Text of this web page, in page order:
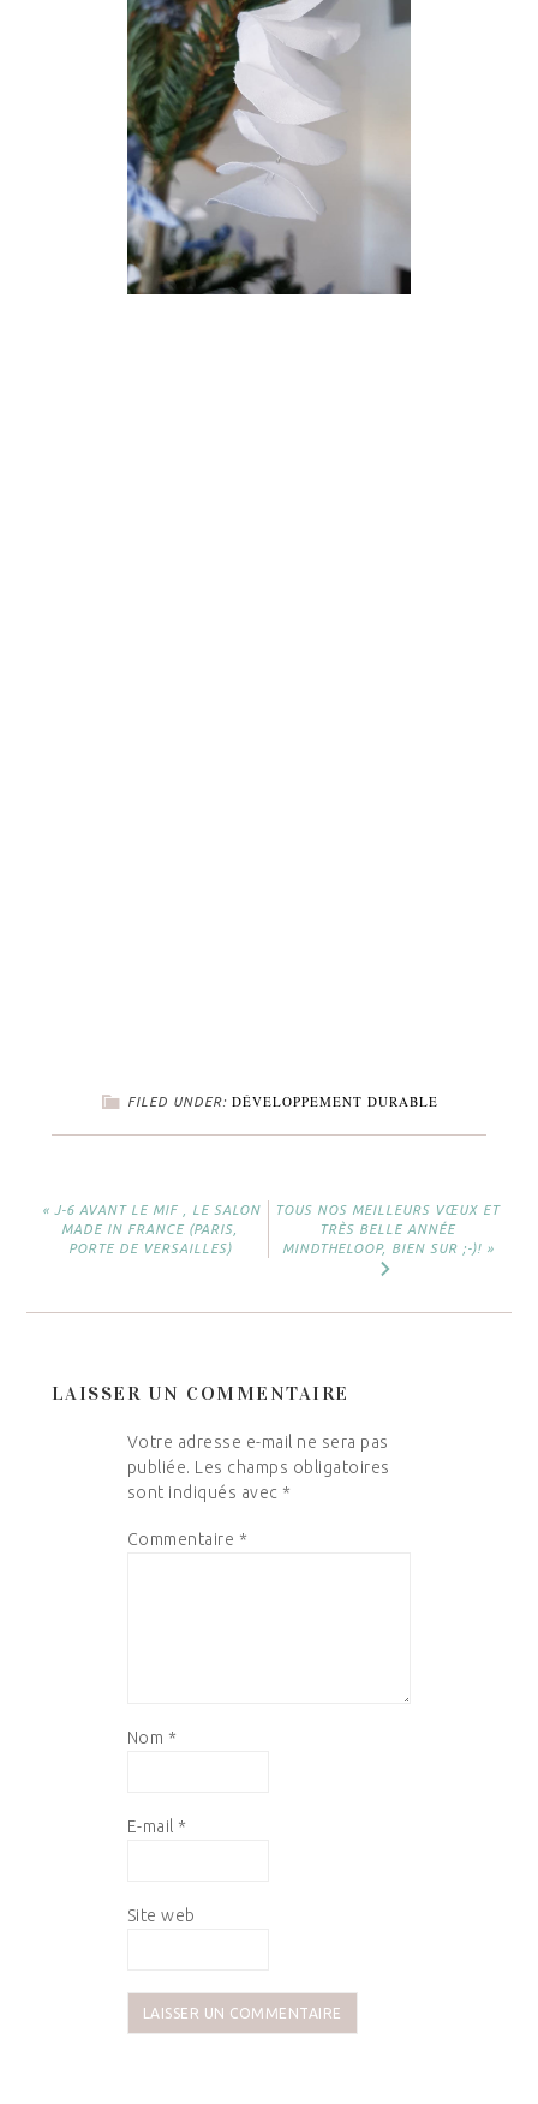
FILED UNDER: DÉVELOPPEMENT DURABLE
« J-6 AVANT LE MIF , LE SALON
MADE IN FRANCE (PARIS,
PORTE DE VERSAILLES)
TOUS NOS MEILLEURS VŒUX ET
TRÈS BELLE ANNÉE
MINDTHELOOP, BIEN SUR ;-)! »
LAISSER UN COMMENTAIRE
Votre adresse e-mail ne sera pas
publiée. Les champs obligatoires
sont indiqués avec *
Commentaire *
Nom *
E-mail *
Site web